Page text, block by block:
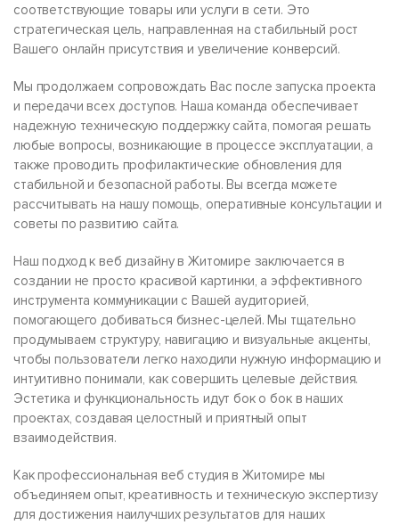
соответствующие товары или услуги в сети. Это
стратегическая цель, направленная на стабильный рост
Вашего онлайн присутствия и увеличение конверсий.
Мы продолжаем сопровождать Вас после запуска проекта
и передачи всех доступов. Наша команда обеспечивает
надежную техническую поддержку сайта, помогая решать
любые вопросы, возникающие в процессе эксплуатации, а
также проводить профилактические обновления для
стабильной и безопасной работы. Вы всегда можете
рассчитывать на нашу помощь, оперативные консультации и
советы по развитию сайта.
Наш подход к веб дизайну в Житомире заключается в
создании не просто красивой картинки, а эффективного
инструмента коммуникации с Вашей аудиторией,
помогающего добиваться бизнес-целей. Мы тщательно
продумываем структуру, навигацию и визуальные акценты,
чтобы пользователи легко находили нужную информацию и
интуитивно понимали, как совершить целевые действия.
Эстетика и функциональность идут бок о бок в наших
проектах, создавая целостный и приятный опыт
взаимодействия.
Как профессиональная веб студия в Житомире мы
объединяем опыт, креативность и техническую экспертизу
для достижения наилучших результатов для наших